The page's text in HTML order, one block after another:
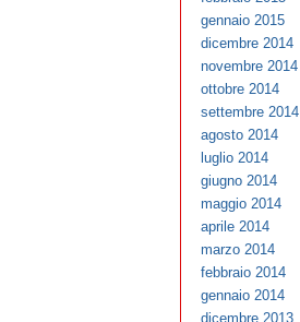
gennaio 2015
dicembre 2014
novembre 2014
ottobre 2014
settembre 2014
agosto 2014
luglio 2014
giugno 2014
maggio 2014
aprile 2014
marzo 2014
febbraio 2014
gennaio 2014
dicembre 2013